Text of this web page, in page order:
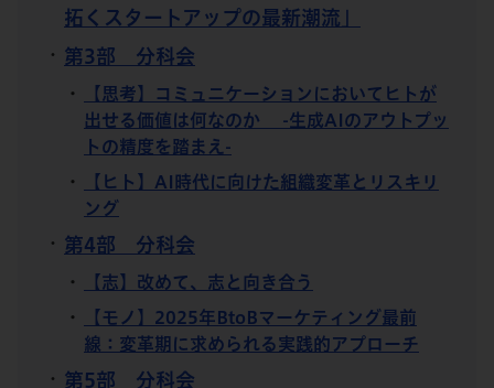
拓くスタートアップの最新潮流」
第3部 分科会
【思考】コミュニケーションにおいてヒトが
出せる価値は何なのか -生成AIのアウトプッ
トの精度を踏まえ-
【ヒト】AI時代に向けた組織変革とリスキリ
ング
第4部 分科会
【志】改めて、志と向き合う
【モノ】2025年BtoBマーケティング最前
線：変革期に求められる実践的アプローチ
第5部 分科会